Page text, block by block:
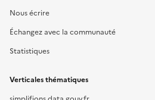
Nous écrire
Échangez avec la communauté
Statistiques
Verticales thématiques